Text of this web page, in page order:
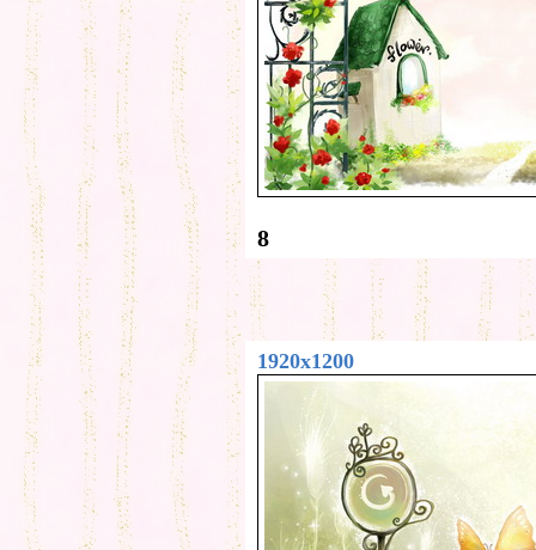
8
1920x1200